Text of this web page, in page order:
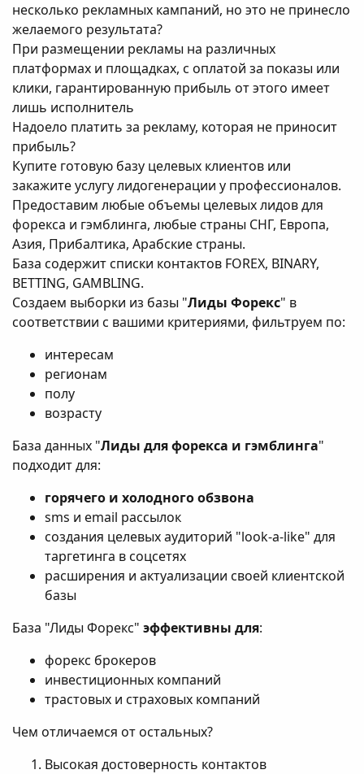
несколько рекламных кампаний, но это не принесло
желаемого результата?
При размещении рекламы на различных
платформах и площадках, с оплатой за показы или
клики, гарантированную прибыль от этого имеет
лишь исполнитель
Надоело платить за рекламу, которая не приносит
прибыль?
Купите готовую базу целевых клиентов или
закажите услугу лидогенерации у профессионалов.
Предоставим любые объемы целевых лидов для
форекса и гэмблинга, любые страны СНГ, Европа,
Азия, Прибалтика, Арабские страны.
База содержит списки контактов FOREX, BINARY,
BETTING, GAMBLING.
Создаем выборки из базы "Лиды Форекс" в
соответствии с вашими критериями, фильтруем по:
интересам
регионам
полу
возрасту
База данных "Лиды для форекса и гэмблинга"
подходит для:
горячего и холодного обзвона
sms и email рассылок
создания целевых аудиторий "look-a-like" для
таргетинга в соцсетях
расширения и актуализации своей клиентской
базы
База "Лиды Форекс" эффективны для:
форекс брокеров
инвестиционных компаний
трастовых и страховых компаний
Чем отличаемся от остальных?
Высокая достоверность контактов